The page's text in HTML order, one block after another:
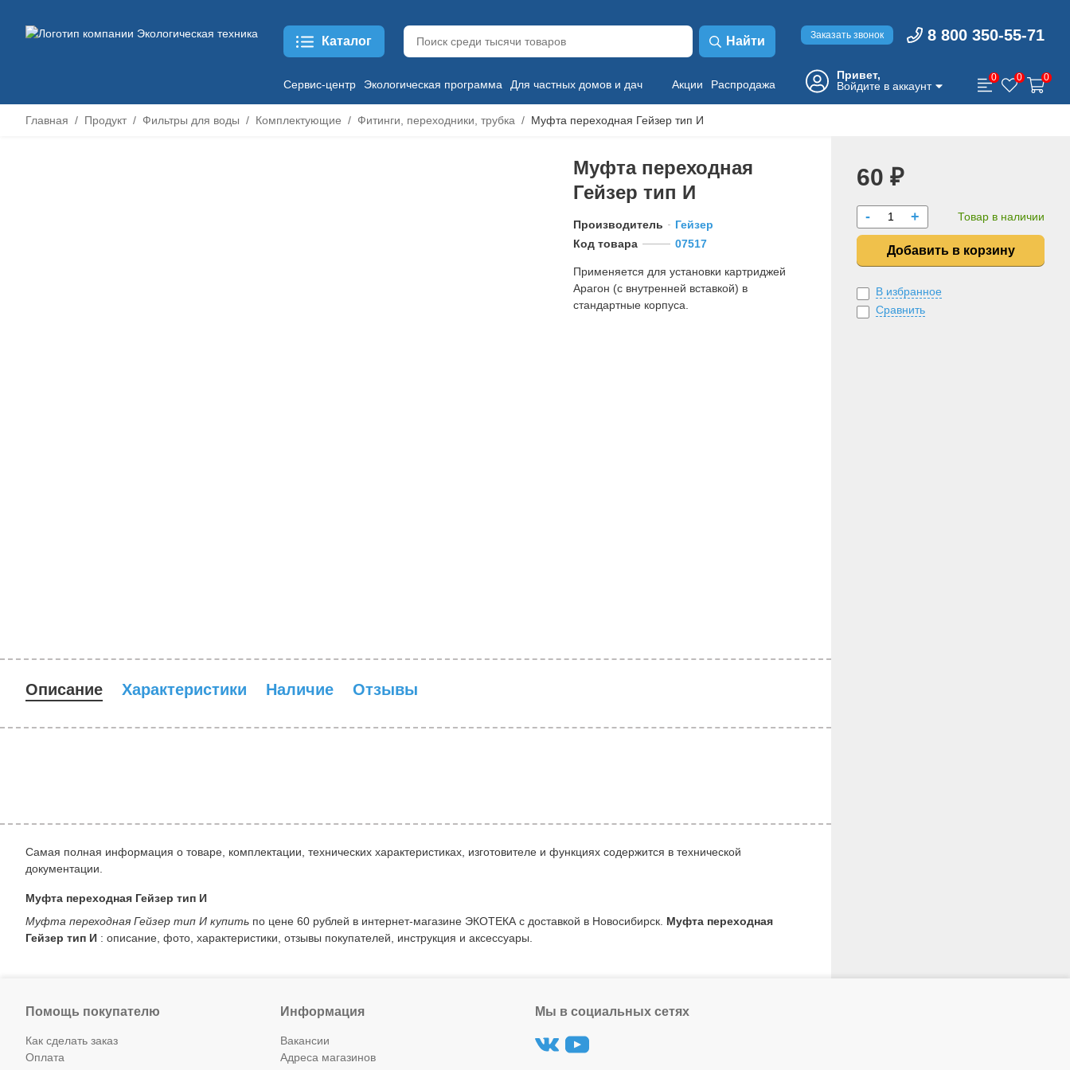
Каталог Найти
Сервис-центр Экологическая программа Для частных домов и дач Акции Распродажа
Заказать звонок 8 800 350-55-71
Привет,
Войдите в аккаунт
0 0 0
Главная Продукт Фильтры для воды Комплектующие Фитинги, переходники, трубка Муфта переходная Гейзер тип И
Муфта переходная
Гейзер тип И
Производитель
Гейзер
Код товара
07517
Применяется для установки картриджей
Арагон (с внутренней вставкой) в
стандартные корпуса.
Описание Характеристики Наличие Отзывы
Самая полная информация о товаре, комплектации, технических характеристиках, изготовителе и функциях содержится в технической
документации.
Муфта переходная Гейзер тип И
Муфта переходная Гейзер тип И купить по цене 60 рублей в интернет-магазине ЭКОТЕКА с доставкой в Новосибирск. Муфта переходная
Гейзер тип И : описание, фото, характеристики, отзывы покупателей, инструкция и аксессуары.
60 ₽
- + Товар в наличии
Добавить в корзину
В избранное
Сравнить
Помощь покупателю
Как сделать заказ
Оплата
Информация
Вакансии
Адреса магазинов
Мы в социальных сетях